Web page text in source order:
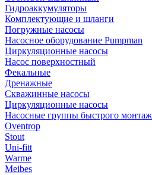
Гидроаккумуляторы
Комплектующие и шланги
Погружные насосы
Насосное оборудование Pumpman
Циркуляционные насосы
Насос поверхностный
Фекальные
Дренажные
Скважинные насосы
Циркуляционные насосы
Насосные группы быстрого
Oventrop
Stout
Uni-fitt
Warme
Meibes